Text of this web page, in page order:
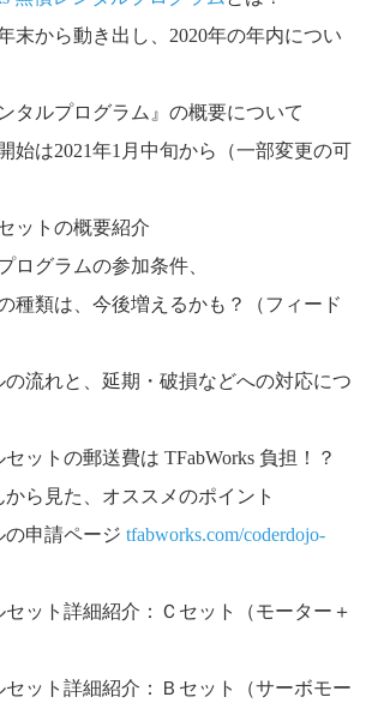
末から動き出し、2020年の年内につい
タルプログラム』の概要について
始は2021年1月中旬から（一部変更の可
ットの概要紹介
ログラムの参加条件、
種類は、今後増えるかも？（フィード
流れと、延期・破損などへの対応につ
ットの郵送費は TFabWorks 負担！？
ら見た、オススメのポイント
申請ページ tfabworks.com/coderdojo-
ット詳細紹介：Ｃセット（モーター＋
ット詳細紹介：Ｂセット（サーボモー